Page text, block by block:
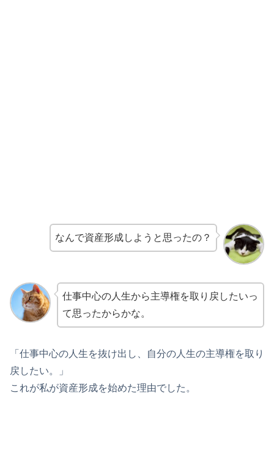
なんで資産形成しようと思ったの？
仕事中心の人生から主導権を取り戻したいっ
て思ったからかな。
「仕事中心の人生を抜け出し、自分の人生の主導権を取り
戻したい。」
これが私が資産形成を始めた理由でした。